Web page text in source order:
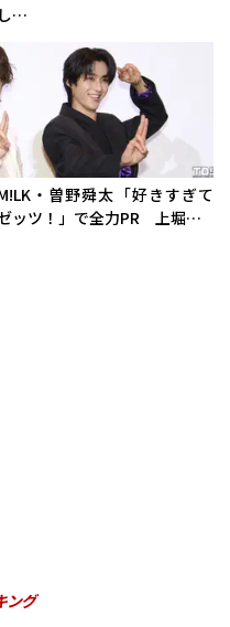
し…
・曽野舜太「好きすぎて
ッツ！」で全力PR 上堀…
ング